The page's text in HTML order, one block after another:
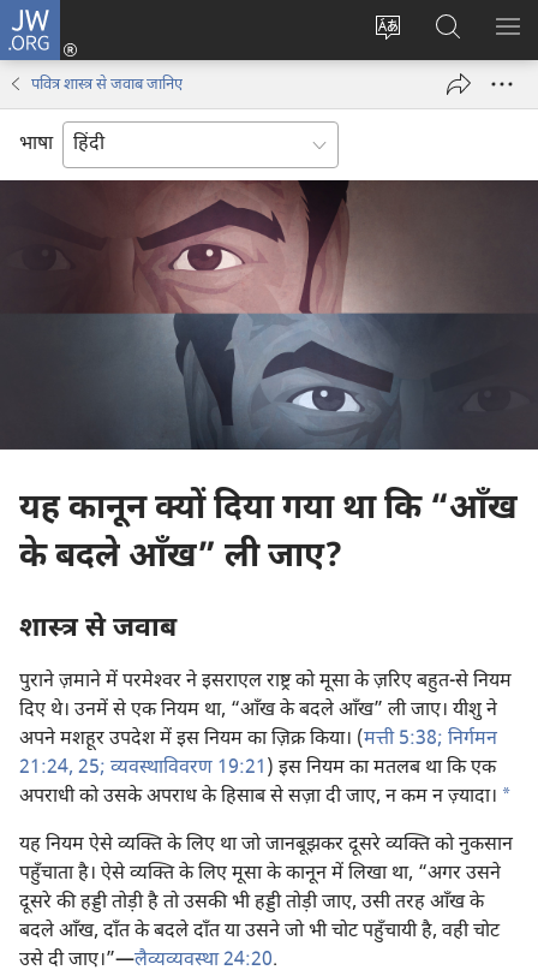
JW.ORG
वेबसाइट
लॉग-
इन
JW.ORG
पर
खोजें
मैन्यू
पवित्र शास्त्र से जवाब जानिए
भाषा
यह कानून क्यों दिया गया था कि “आँख
के बदले आँख” ली जाए?
शास्त्र से जवाब
पुराने ज़माने में परमेश्‍वर ने इसराएल राष्ट्र को मूसा के ज़रिए बहुत-से नियम
दिए थे। उनमें से एक नियम था, “आँख के बदले आँख” ली जाए। यीशु ने
अपने मशहूर उपदेश में इस नियम का ज़िक्र किया। (मत्ती 5:38; निर्गमन
21:24, 25; व्यवस्थाविवरण 19:21) इस नियम का मतलब था कि एक
अपराधी को उसके अपराध के हिसाब से सज़ा दी जाए, न कम न ज़्यादा। a
यह नियम ऐसे व्यक्‍ति के लिए था जो जानबूझकर दूसरे व्यक्‍ति को नुकसान
पहुँचाता है। ऐसे व्यक्‍ति के लिए मूसा के कानून में लिखा था, “अगर उसने
दूसरे की हड्डी तोड़ी है तो उसकी भी हड्डी तोड़ी जाए, उसी तरह आँख के
बदले आँख, दाँत के बदले दाँत या उसने जो भी चोट पहुँचायी है, वही चोट
उसे दी जाए।”—लैव्यव्यवस्था 24:20.